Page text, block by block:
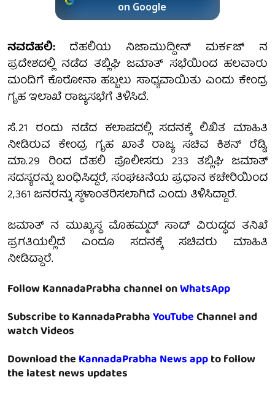
on Google
ನವದೆಹಲಿ: ದೆಹಲಿಯ ನಿಜಾಮುದ್ದೀನ್ ಮರ್ಕಜ್ ನ
ಪ್ರದೇಶದಲ್ಲಿ ನಡೆದ ತಬ್ಲಿಘಿ ಜಮಾತ್ ಸಭೆಯಿಂದ ಹಲವಾರು
ಮಂದಿಗೆ ಕೊರೋನಾ ಹಬ್ಬಲು ಸಾಧ್ಯವಾಯಿತು ಎಂದು ಕೇಂದ್ರ
ಗೃಹ ಇಲಾಖೆ ರಾಜ್ಯಸಭೆಗೆ ತಿಳಿಸಿದೆ.
ಸೆ.21 ರಂದು ನಡೆದ ಕಲಾಪದಲ್ಲಿ ಸದನಕ್ಕೆ ಲಿಖಿತ ಮಾಹಿತಿ
ನೀಡಿರುವ ಕೇಂದ್ರ ಗೃಹ ಖಾತೆ ರಾಜ್ಯ ಸಚಿವ ಕಿಶನ್ ರೆಡ್ಡಿ,
ಮಾ.29 ರಿಂದ ದೆಹಲಿ ಪೊಲೀಸರು 233 ತಬ್ಲಿಘಿ ಜಮಾತ್
ಸದಸ್ಯರನ್ನು ಬಂಧಿಸಿದ್ದರೆ, ಸಂಘಟನೆಯ ಪ್ರಧಾನ ಕಚೇರಿಯಿಂದ
2,361 ಜನರನ್ನು ಸ್ಥಳಾಂತರಿಸಲಾಗಿದೆ ಎಂದು ತಿಳಿಸಿದ್ದಾರೆ.
ಜಮಾತ್ ನ ಮುಖ್ಯಸ್ಥ ಮೊಹಮ್ಮದ್ ಸಾದ್ ವಿರುದ್ಧದ ತನಿಖೆ
ಪ್ರಗತಿಯಲ್ಲಿದೆ ಎಂದೂ ಸದನಕ್ಕೆ ಸಚಿವರು ಮಾಹಿತಿ
ನೀಡಿದ್ದಾರೆ.
Follow KannadaPrabha channel onWhatsApp
Subscribe to KannadaPrabhaYouTubeChannel and
watch Videos
Download theKannadaPrabha News appto follow
the latest news updates